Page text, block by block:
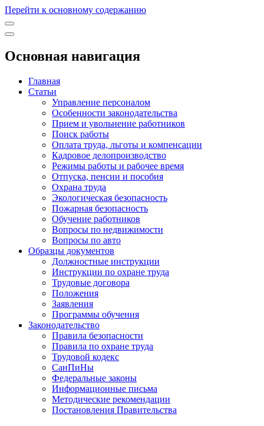
Перейти к основному содержанию
Основная навигация
Главная
Статьи
Управление персоналом
Особенности законодательства
Прием и увольнение работников
Поиск работы
Оплата труда, льготы и компенсации
Кадровое делопроизводство
Режимы работы и рабочее время
Отпуска, пенсии и пособия
Охрана труда
Экологическая безопасность
Пожарная безопасность
Обучение работников
Вопросы по недвижимости
Вопросы по авто
Образцы документов
Должностные инструкции
Инструкции по охране труда
Трудовые договора
Положения
Заявления
Программы обучения
Законодательство
Правила безопасности
Правила по охране труда
Трудовой кодекс
СанПиНы
Федеральные законы
Информационные письма
Методические рекомендации
Постановления Правительства